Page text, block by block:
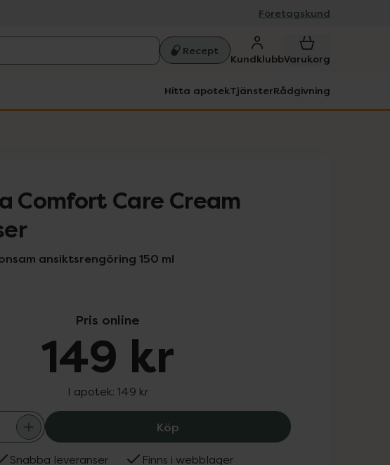
Företagskund
Recept
KundklubbVarukorg
Hitta apotekTjänsterRådgivning
Comfort Care Cream
ansiktsrengöring 150 ml
Pris online
149 kr
I apotek: 149 kr
Köp L'Acuila Comfort Care Cream
Snabba leveranser Finns i webblager